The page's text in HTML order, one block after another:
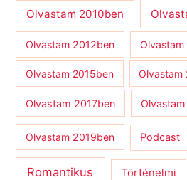
Olvastam 2010ben
Olvastam 2012ben
Olvastam 2015ben Olvastam
Olvastam 2017ben
Olvastam 2019ben Podcast
Romantikus Történelmi